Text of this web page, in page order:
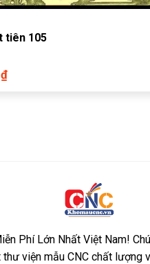
tiên 105
Phí Lớn Nhất Việt Nam!
viện mẫu CNC chất lượng